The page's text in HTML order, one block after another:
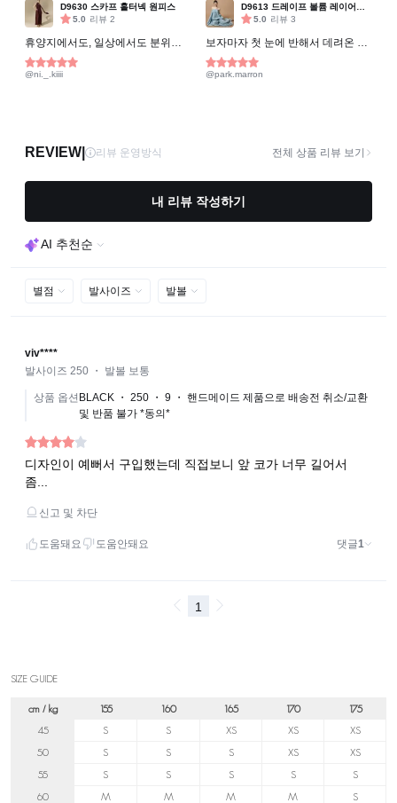
SIZE GUIDE
cm / kg 155 160 165 170
175
45
S S XS XS
XS
50
S S S XS
XS
55
S S S S
S
60
M M M M
S